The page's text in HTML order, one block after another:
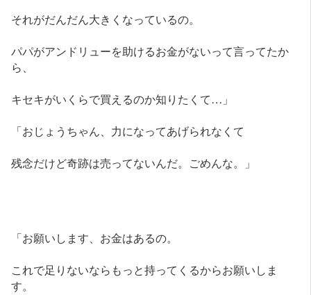
それがだんだん大きくなっているの。
パパがアンドリューを助けるお金がないって言ってたか
ら、
キセキがいくらで買えるのか知りたくて…」
「おじょうちゃん、力になってあげられなくて
残念だけど奇跡は売ってないんだ。ごめんな。」
「お願いします、お金はあるの。
これで足りないならもっと持ってくるからお願いしま
す。